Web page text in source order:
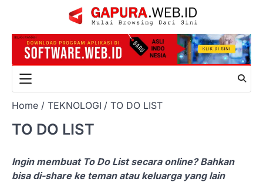
content
Home TEKNOLOGI TO DO LIST
TO DO LIST
Ingin membuat To Do List secara online? Bahkan
bisa di-share ke teman atau keluarga yang lain